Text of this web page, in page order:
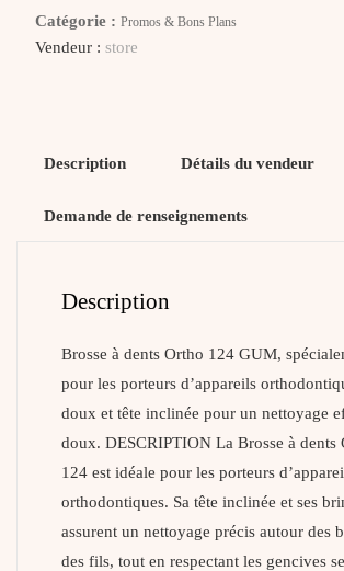
Catégorie : Promos & Bons Plans
Vendeur : store
Description Détails du vendeur
Demande de renseignements
Description
Brosse à dents Ortho 124 GUM,
pour les porteurs d’appareils
doux et tête inclinée pour un nettoyage
doux. DESCRIPTION La Brosse à dents
124 est idéale pour les porteurs
orthodontiques. Sa tête inclinée et ses
assurent un nettoyage précis autour des
des fils, tout en respectant les gencives